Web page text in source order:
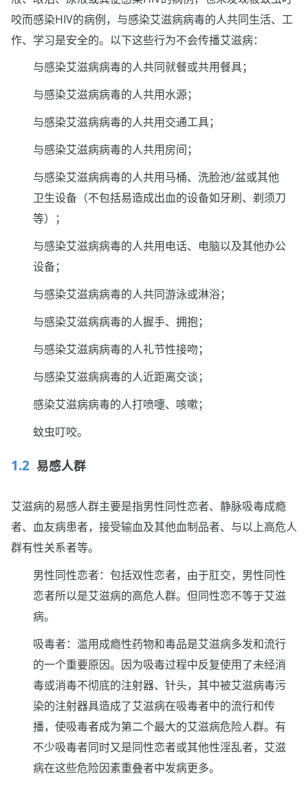
咬而感染HIV的病例，与感染艾滋病病毒的人共同生活、工
作、学习是安全的。以下这些行为不会传播艾滋病：
与感染艾滋病病毒的人共同就餐或共用餐具；
与感染艾滋病病毒的人共用水源；
与感染艾滋病病毒的人共用交通工具；
与感染艾滋病病毒的人共用房间；
与感染艾滋病病毒的人共用马桶、洗脸池/盆或其他
卫生设备（不包括易造成出血的设备如牙刷、剃须刀
等）；
与感染艾滋病病毒的人共用电话、电脑以及其他办公
设备；
与感染艾滋病病毒的人共同游泳或淋浴；
与感染艾滋病病毒的人握手、拥抱；
与感染艾滋病病毒的人礼节性接吻；
与感染艾滋病病毒的人近距离交谈；
感染艾滋病病毒的人打喷嚏、咳嗽；
蚊虫叮咬。
易感人群
艾滋病的易感人群主要是指男性同性恋者、静脉吸毒成瘾
者、血友病患者，接受输血及其他血制品者、与以上高危人
群有性关系者等。
男性同性恋者：包括双性恋者，由于肛交，男性同性
恋者所以是艾滋病的高危人群。但同性恋不等于艾滋
病。
吸毒者：滥用成瘾性药物和毒品是艾滋病多发和流行
的一个重要原因。因为吸毒过程中反复使用了未经消
毒或消毒不彻底的注射器、针头，其中被艾滋病毒污
染的注射器具造成了艾滋病在吸毒者中的流行和传
播，使吸毒者成为第二个最大的艾滋病危险人群。有
不少吸毒者同时又是同性恋者或其他性淫乱者，艾滋
病在这些危险因素重叠者中发病更多。